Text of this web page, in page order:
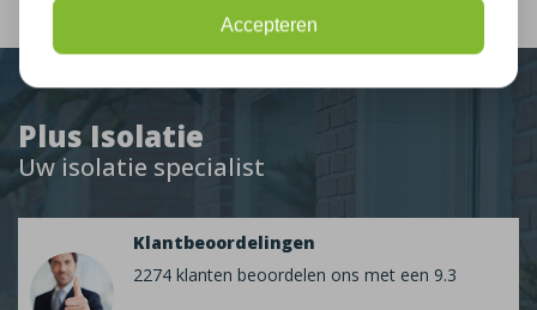
Plus Isolatie
Uw isolatie specialist
Klantbeoordelingen
2274 klanten beoordelen ons met een 9.3
Accepteren